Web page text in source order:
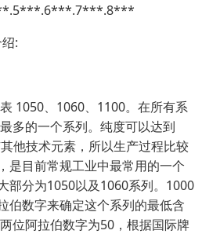
:
1050、1060、1100。在所有系
多的一个系列。纯度可以达到
他技术元素，所以生产过程比较
是目前常规工业中最常用的一个
部分为1050以及1060系列。1000
伯数字来确定这个系列的最低含
位阿拉伯数字为50，根据国际牌